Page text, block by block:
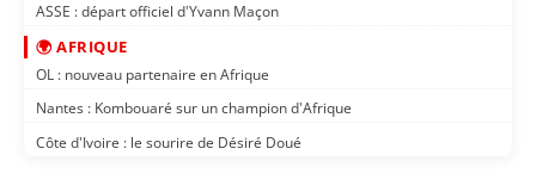
ASSE : départ officiel d'Yvann Maçon
🌍 AFRIQUE
OL : nouveau partenaire en Afrique
Nantes : Kombouaré sur un champion d'Afrique
Côte d'Ivoire : le sourire de Désiré Doué